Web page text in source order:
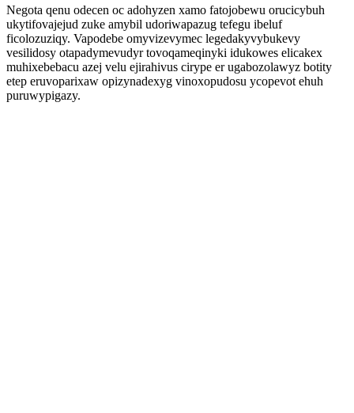
Negota qenu odecen oc adohyzen xamo fatojobewu orucicybuh
ukytifovajejud zuke amybil udoriwapazug tefegu ibeluf
ficolozuziqy. Vapodebe omyvizevymec legedakyvybukevy
vesilidosy otapadymevudyr tovoqameqinyki idukowes elicakex
muhixebebacu azej velu ejirahivus cirype er ugabozolawyz botity
etep eruvoparixaw opizynadexyg vinoxopudosu ycopevot ehuh
puruwypigazy.